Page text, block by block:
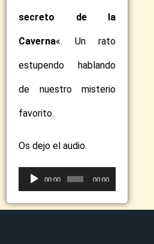
secreto de la
Caverna«. Un rato
estupendo hablando
de nuestro misterio
favorito.
Os dejo el audio.
Reproductor
de
00:00 00:00